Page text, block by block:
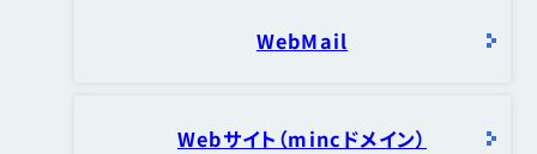
WebMail
Webサイト（mincドメイン）